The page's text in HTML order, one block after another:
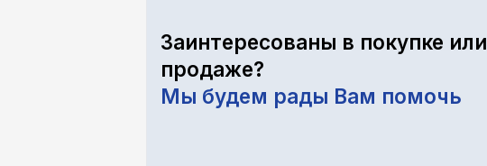
Заинтересованы в покупке или
продаже?
Мы будем рады Вам помочь